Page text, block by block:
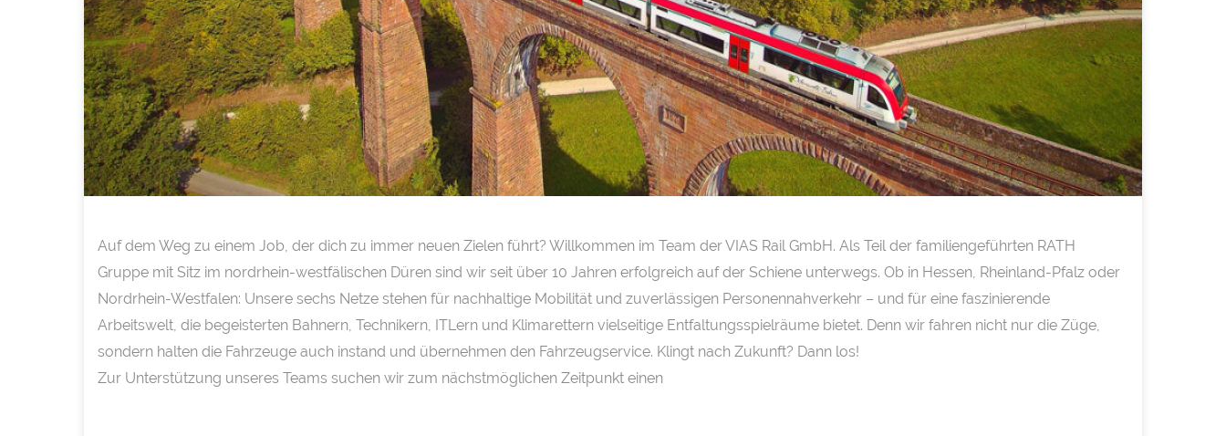
Auf dem Weg zu einem Job, der dich zu immer neuen Zielen führt? Willkommen im Team der VIAS Rail GmbH. Als Teil der familiengeführten RATH
Gruppe mit Sitz im nordrhein-westfälischen Düren sind wir seit über 10 Jahren erfolgreich auf der Schiene unterwegs. Ob in Hessen, Rheinland-Pfalz oder
Nordrhein-Westfalen: Unsere sechs Netze stehen für nachhaltige Mobilität und zuverlässigen Personennahverkehr – und für eine faszinierende
Arbeitswelt, die begeisterten Bahnern, Technikern, ITLern und Klimarettern vielseitige Entfaltungsspielräume bietet. Denn wir fahren nicht nur die Züge,
sondern halten die Fahrzeuge auch instand und übernehmen den Fahrzeugservice. Klingt nach Zukunft? Dann los!
Zur Unterstützung unseres Teams suchen wir zum nächstmöglichen Zeitpunkt einen